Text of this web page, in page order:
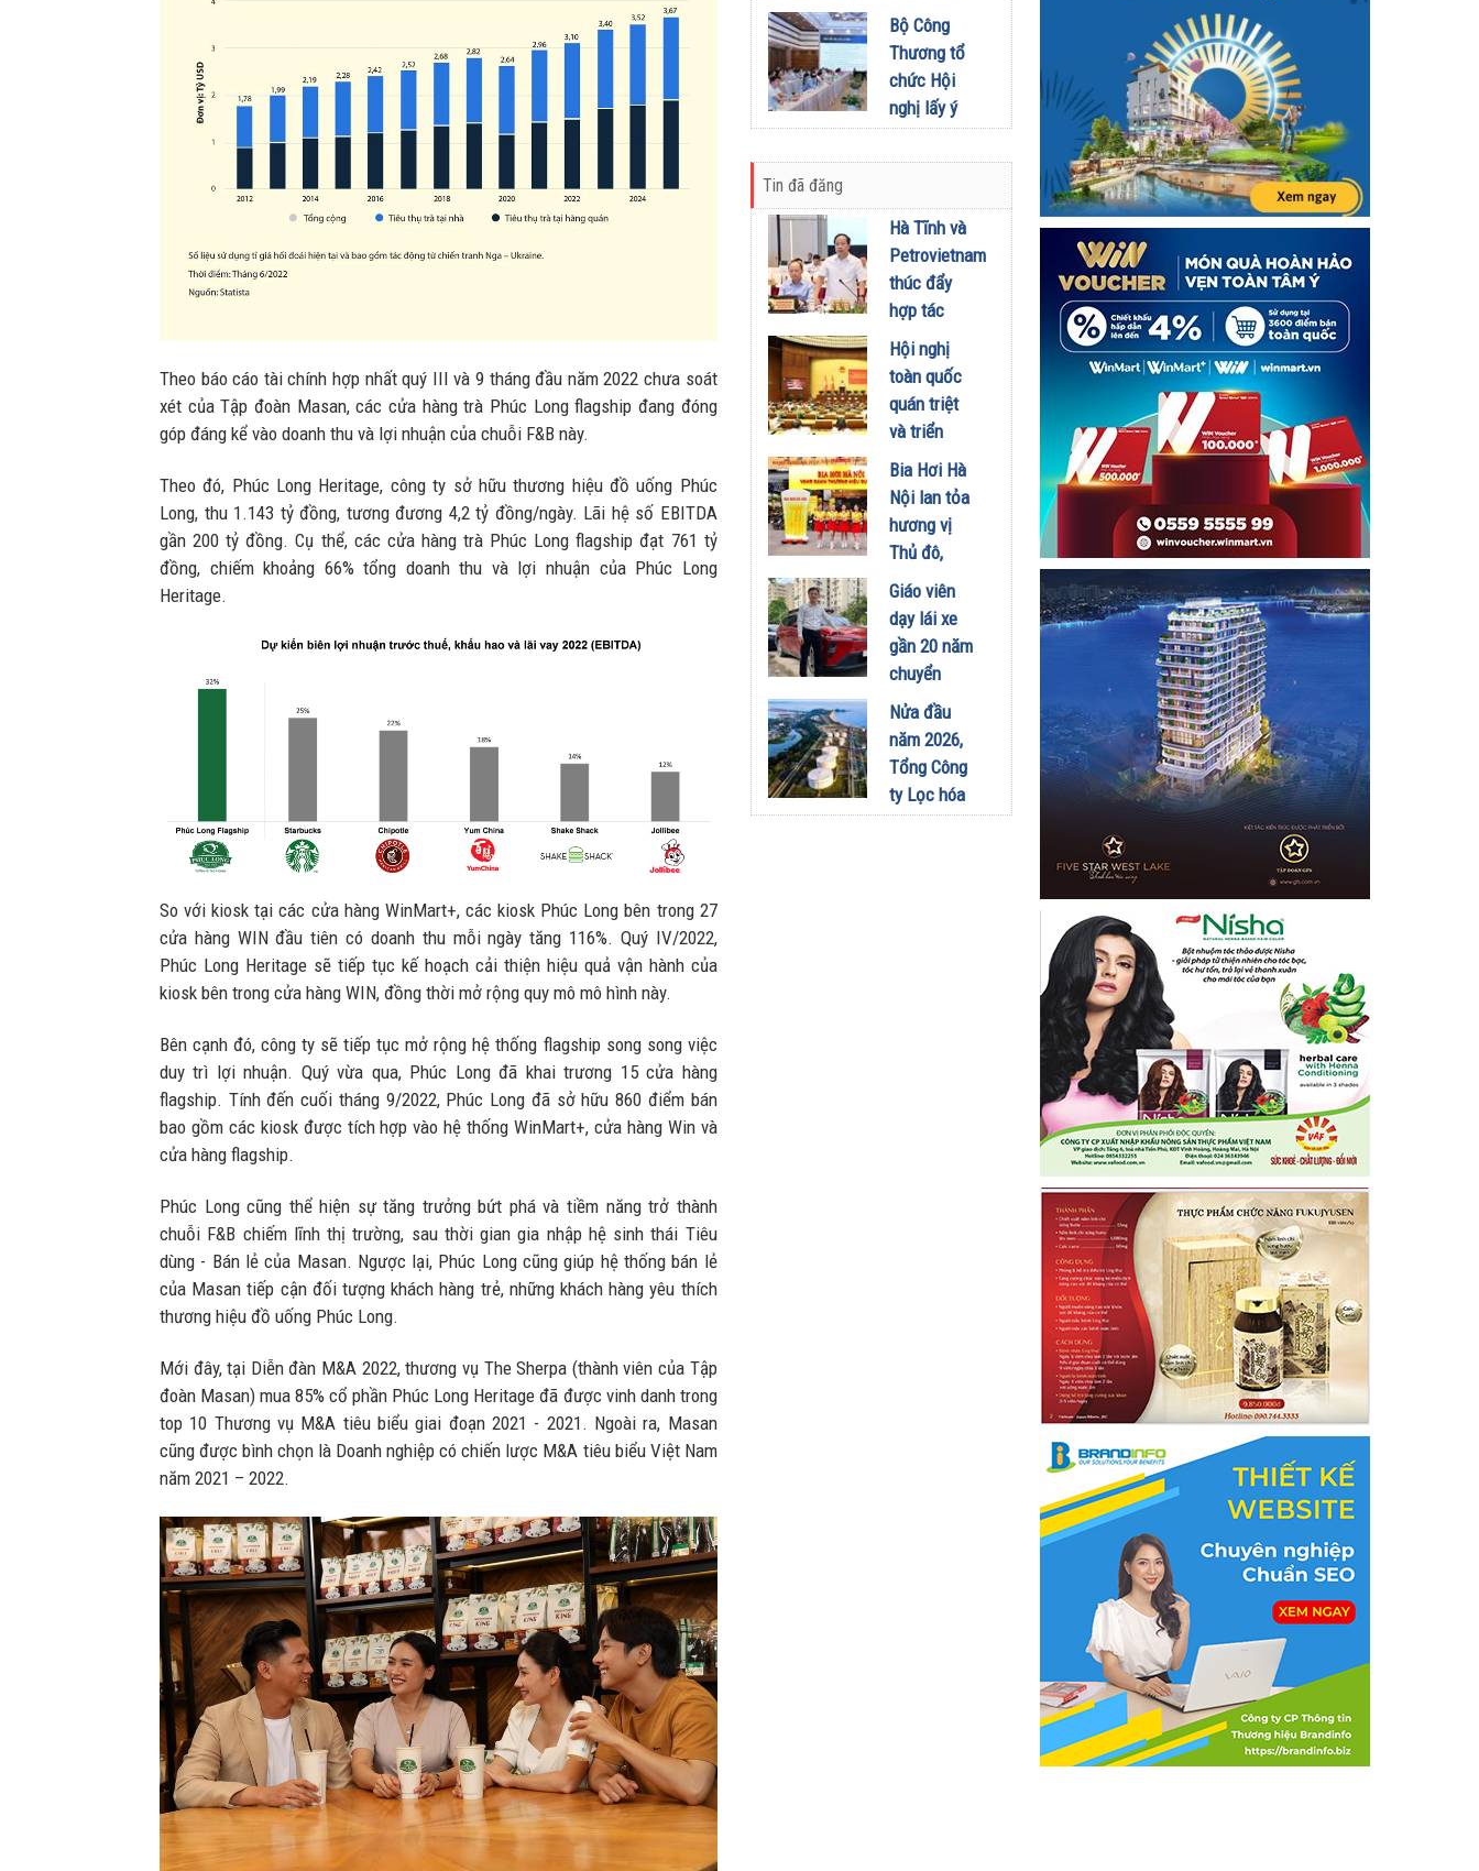
Theo báo cáo tài chính hợp nhất quý III và 9 tháng đầu năm 2022 chưa soát
xét của Tập đoàn Masan, các cửa hàng trà Phúc Long flagship đang đóng
góp đáng kể vào doanh thu và lợi nhuận của chuỗi F&B này.
Theo đó, Phúc Long Heritage, công ty sở hữu thương hiệu đồ uống Phúc
Long, thu 1.143 tỷ đồng, tương đương 4,2 tỷ đồng/ngày. Lãi hệ số EBITDA
gần 200 tỷ đồng. Cụ thể, các cửa hàng trà Phúc Long flagship đạt 761 tỷ
đồng, chiếm khoảng 66% tổng doanh thu và lợi nhuận của Phúc Long
Heritage.
So với kiosk tại các cửa hàng WinMart+, các kiosk Phúc Long bên trong 27
cửa hàng WIN đầu tiên có doanh thu mỗi ngày tăng 116%. Quý IV/2022,
Phúc Long Heritage sẽ tiếp tục kế hoạch cải thiện hiệu quả vận hành của
kiosk bên trong cửa hàng WIN, đồng thời mở rộng quy mô mô hình này.
Bên cạnh đó, công ty sẽ tiếp tục mở rộng hệ thống flagship song song việc
duy trì lợi nhuận. Quý vừa qua, Phúc Long đã khai trương 15 cửa hàng
flagship. Tính đến cuối tháng 9/2022, Phúc Long đã sở hữu 860 điểm bán
bao gồm các kiosk được tích hợp vào hệ thống WinMart+, cửa hàng Win và
cửa hàng flagship.
Phúc Long cũng thể hiện sự tăng trưởng bứt phá và tiềm năng trở thành
chuỗi F&B chiếm lĩnh thị trường, sau thời gian gia nhập hệ sinh thái Tiêu
dùng - Bán lẻ của Masan. Ngược lại, Phúc Long cũng giúp hệ thống bán lẻ
của Masan tiếp cận đối tượng khách hàng trẻ, những khách hàng yêu thích
thương hiệu đồ uống Phúc Long.
Mới đây, tại Diễn đàn M&A 2022, thương vụ The Sherpa (thành viên của Tập
đoàn Masan) mua 85% cổ phần Phúc Long Heritage đã được vinh danh trong
top 10 Thương vụ M&A tiêu biểu giai đoạn 2021 - 2021. Ngoài ra, Masan
cũng được bình chọn là Doanh nghiệp có chiến lược M&A tiêu biểu Việt Nam
năm 2021 – 2022.
chính mình
01/08/2026
xanh
31/07/2026
phương
hướng,
nhiệm vụ
trọng tâm
tháng
Bộ Công
Thương tổ
chức Hội
nghị lấy ý
kiến dự
thảo Nghị
kinh doanh
xăng dầu
29/07/2026
Tin đã đăng
Hà Tĩnh và
Petrovietnam
thúc đẩy
hợp tác
phát triển
trung tâm
công
nghiệp -
sinh thái
tại Vũng
Áng
29/07/2026
Hội nghị
toàn quốc
quán triệt
và triển
khai thực
hiện Nghị
quyết Hội
nghị Trung
29/07/2026
Bia Hơi Hà
Nội lan tỏa
hương vị
Thủ đô,
khuấy động
mùa hè tại
TP. Hồ Chí
Minh
Giáo viên
dạy lái xe
gần 20 năm
chuyển
sang dùng
Limo
Green: Tôi
đã hiểu vì
sao xe điện
Nửa đầu
năm 2026,
Tổng Công
ty Lọc hóa
dầu Việt